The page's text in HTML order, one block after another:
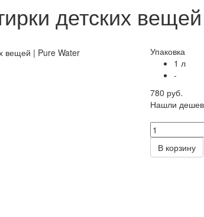
детских
Упаковка
1 л
-
780 руб.
Нашли
В корзину